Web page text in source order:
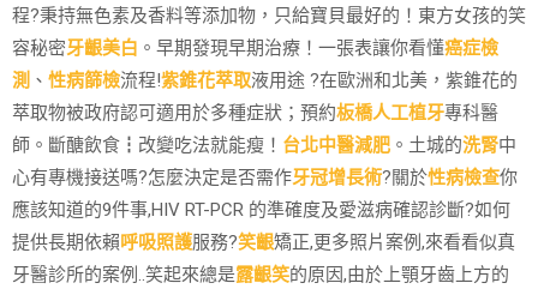
程?秉持無色素及香料等添加物，只給寶貝最好的！東方女孩的笑
容秘密牙齦美白 。早期發現早期治療！一張表讓你看懂癌症檢
測 、 性病篩檢流程!紫錐花萃取液用途 ?在歐洲和北美，紫錐花的
萃取物被政府認可適用於多種症狀；預約板橋人工植牙專科醫
師。斷醣飲食┇改變吃法就能瘦！ 台北中醫減肥 。土城的洗腎中
心有專機接送嗎?怎麼決定是否需作牙冠增長術?關於性病檢查你
應該知道的9件事,HIV RT-PCR 的準確度及愛滋病確認診斷?如何
提供長期依賴呼吸照護服務?笑齦矯正,更多照片案例,來看看似真
牙醫診所的案例..笑起來總是露齦笑的原因,由於上顎牙齒上方的